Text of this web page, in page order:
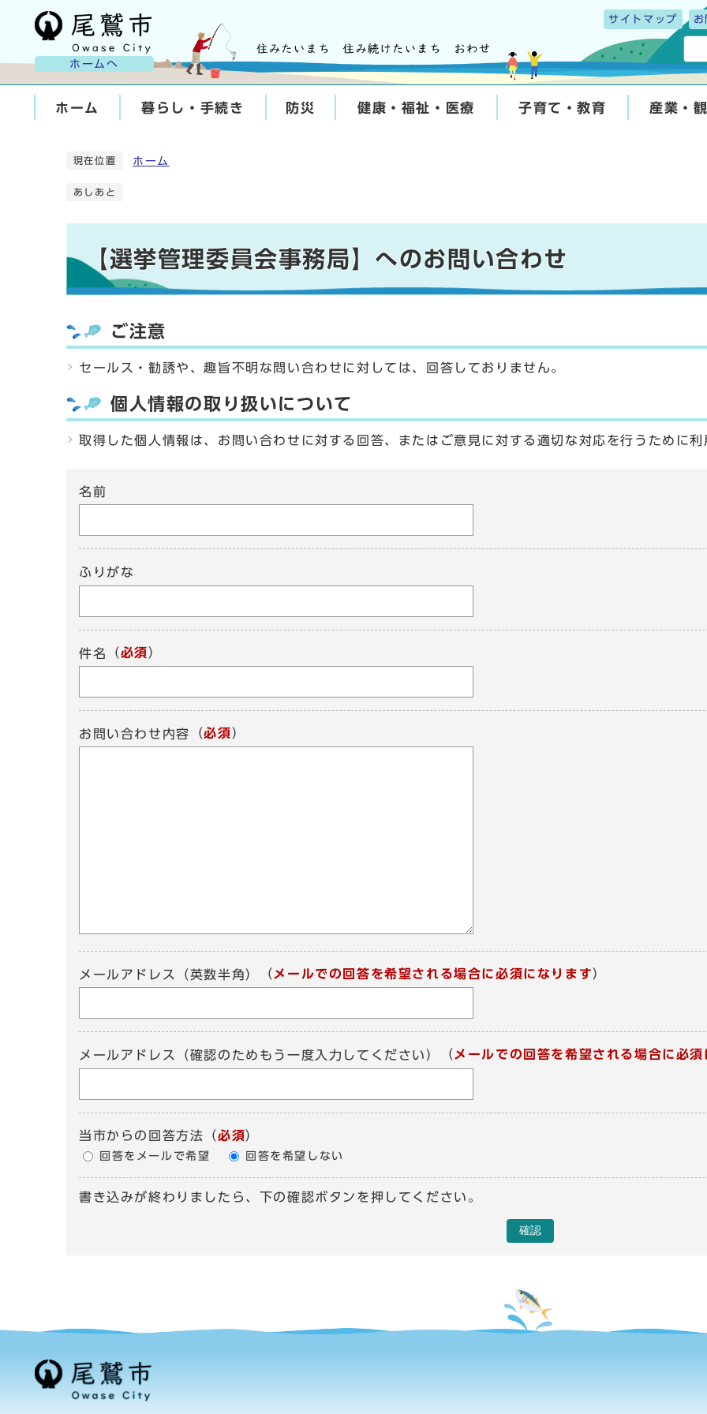
ホームへ
サイトマップ
ホーム 暮らし・手続き 防災 健康・福祉・医療 子育て・教育 産業・
現在位置 ホーム
あしあと
【選挙管理委員会事務局】へのお問い合わせ
ご注意
セールス・勧誘や、趣旨不明な問い合わせに対しては、回答しておりません。
個人情報の取り扱いについて
取得した個人情報は、お問い合わせに対する回答、またはご意見に対する適切な対応を行うために
名前
ふりがな
件名 （必須）
お問い合わせ内容 （必須）
メールアドレス（英数半角） （ メールでの回答を希望される場合に必須になります）
メールアドレス（確認のためもう一度入力してください） （メールでの回答を希望される場合に必須
当市からの回答方法 （必須）
回答をメールで希望 回答を希望しない
書き込みが終わりましたら、下の確認ボタンを押してください。
確認